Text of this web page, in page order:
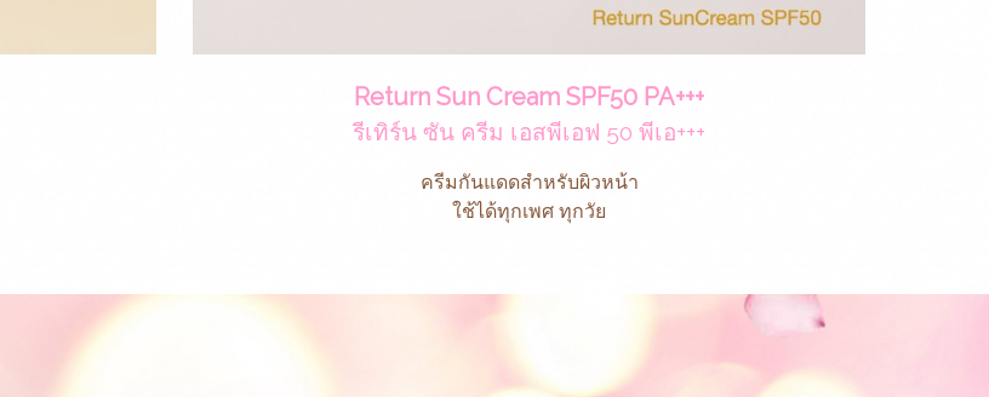
Return Sun Cream SPF50 PA+++
รีเทิร์น ซัน ครีม เอสพีเอฟ 50 พีเอ+++
ครีมกันแดดสำหรับผิวหน้า
ใช้ได้ทุกเพศ ทุกวัย